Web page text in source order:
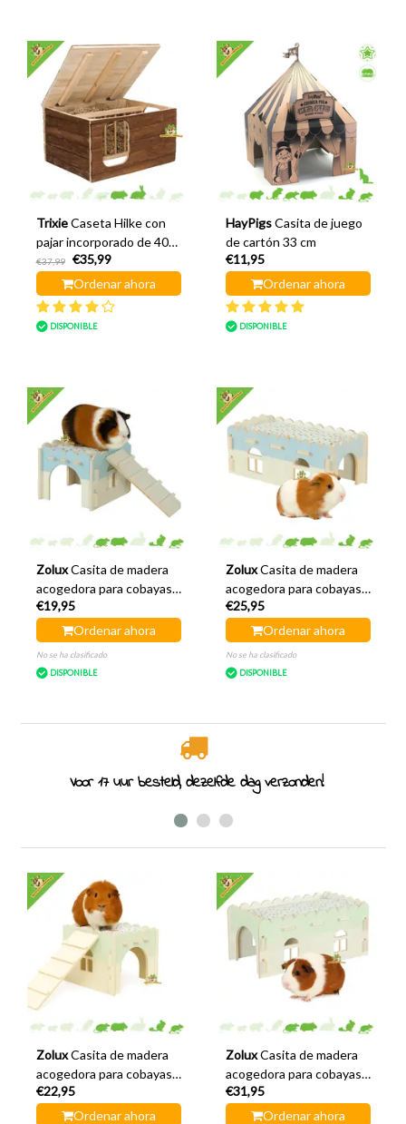
Trixie Caseta Hilke con
pajar incorporado de 40
cm.
€37,99
€35,99
Ordenar ahora
DISPONIBLE
HayPigs Casita de juego
de cartón 33 cm
€11,95
Ordenar ahora
DISPONIBLE
Zolux Casita de madera
acogedora para cobayas,
color azul, 21 x 21 x 16
cm.
€19,95
Ordenar ahora
No se ha clasificado
DISPONIBLE
Zolux Casita de madera
acogedora para cobayas,
color azul, 40 x 21 x 16
cm.
€25,95
Ordenar ahora
No se ha clasificado
DISPONIBLE
Voor 17 uur besteld, dezelfde dag verzonden!
Zolux Casita de madera
acogedora para cobayas,
color verde, 25 x 25 x 20
cm.
€22,95
Ordenar ahora
Zolux Casita de madera
acogedora para cobayas,
color verde, 45 x 25 x 20
cm.
€31,95
Ordenar ahora